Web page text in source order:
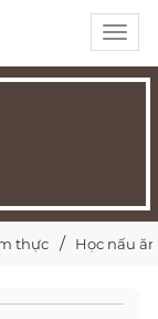
thực Học nấu ăn